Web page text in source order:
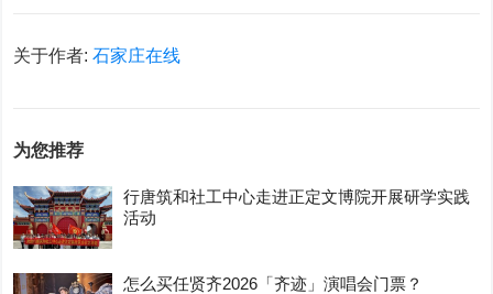
关于作者:石家庄在线
为您推荐
行唐筑和社工中心走进正定文博院开展研学实践
活动
怎么买任贤齐2026「齐迹」演唱会门票？